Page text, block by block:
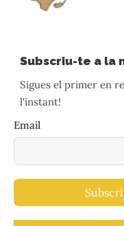
Subscriu-te a la
Sigues el primer en
l'instant!
Email